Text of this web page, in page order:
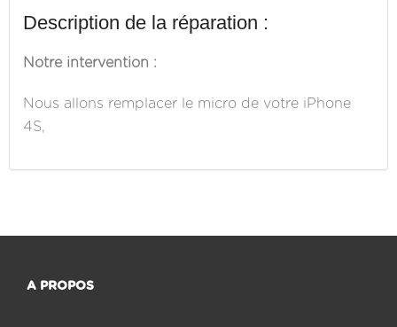
Description de la réparation :
Notre intervention :
Nous allons remplacer le micro de votre iPhone
4S,
A PROPOS